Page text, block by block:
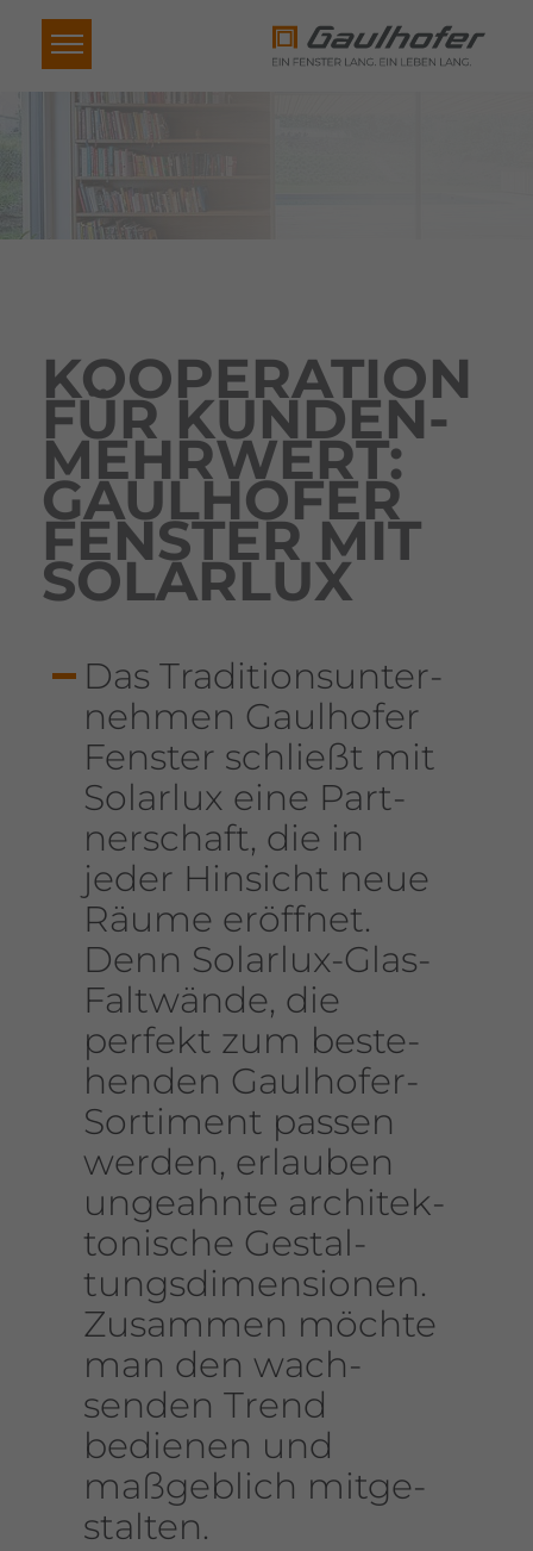
KOOPE­RA­TION
FÜR KUNDEN­
MEHR­WERT:
GAUL­HOFER
FENSTER MIT
SOLARLUX
Das Tradi­ti­ons­un­ter­
nehmen Gaul­hofer
Fenster schließt mit
Solarlux eine Part­
ner­schaft, die in
jeder Hinsicht neue
Räume eröffnet.
Denn Solarlux-Glas-
Falt­wände, die
perfekt zum beste­
henden Gaul­hofer-
Sorti­ment passen
werden, erlauben
unge­ahnte archi­tek­
to­ni­sche Gestal­
tungs­di­men­sionen.
Zusammen möchte
man den wach­
senden Trend
bedienen und
maßgeb­lich mitge­
stalten.